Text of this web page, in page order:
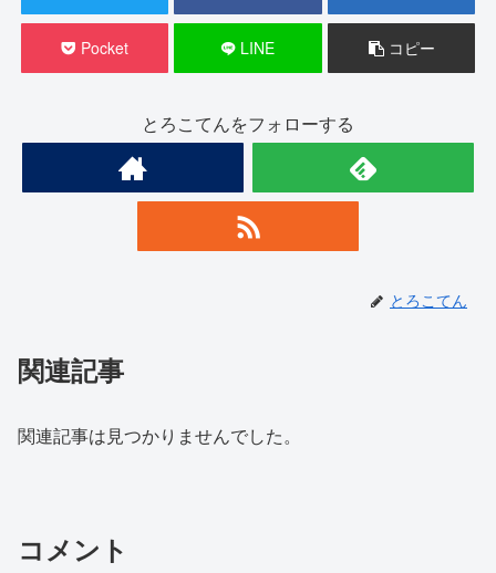
Pocket LINE コピー
とろこてんをフォローする
とろこてん
関連記事
関連記事は見つかりませんでした。
コメント